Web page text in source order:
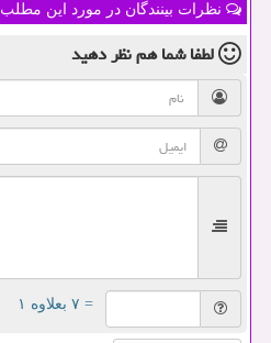
نظرات بینندگان در مورد این مطلب
لطفا شما همنظر دهید
= ۷ بعلاوه ۱